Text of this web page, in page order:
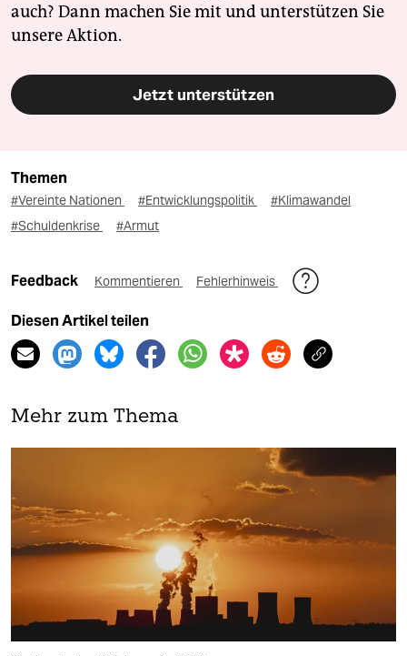
auch? Dann machen Sie mit und unterstützen Sie
unsere Aktion.
Jetzt unterstützen
Themen
#Vereinte Nationen #Entwicklungspolitik
#Klimawandel
#Schuldenkrise
#Armut
Feedback Kommentieren Fehlerhinweis
Diesen Artikel teilen
Mehr zum Thema